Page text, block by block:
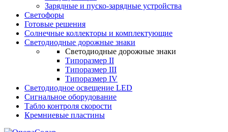
Зарядные и пуско-зарядные устройства
Светофоры
Готовые решения
Солнечные коллекторы и комплектующие
Светодиодные дорожные знаки
Светодиодные дорожные знаки
Типоразмер II
Типоразмер III
Типоразмер IV
Светодиодное освещение LED
Сигнальное оборудование
Табло контроля скорости
Кремниевые пластины